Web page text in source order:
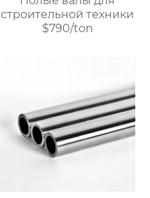
строительной техники
$790/ton